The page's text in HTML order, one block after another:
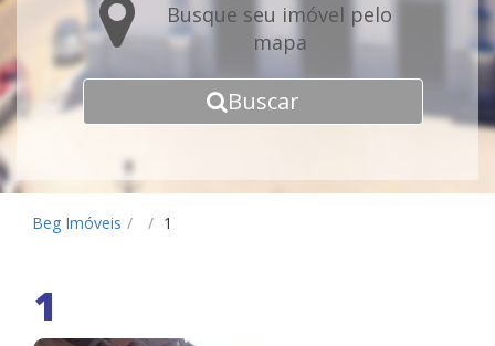
Busque seu imóvel pelo
mapa
Buscar
Beg Imóveis / / 1
1